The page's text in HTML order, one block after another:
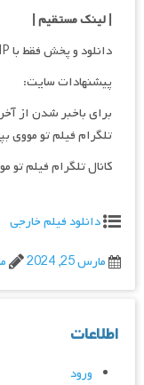
| لینک مستقیم|
دانلود و پخش فقط با IP ایران امکان پذیر هست
پیشنهادات سایت:
برای باخبر شدن از
تلگرام فیلم تو مووی
کانال تلگرام فیلم تو
دانلود فیلم خارجی
مارس 25, 2024
اطلاعات
ورود